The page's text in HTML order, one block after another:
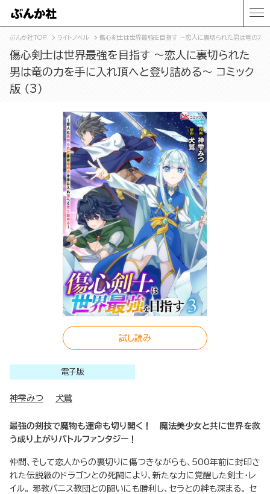
ぶんか社TOP ライトノベル 傷心剣士は世界最強を目指す ～恋人に裏切られた男は竜の力を
傷心剣士は世界最強を目指す ～恋人に裏切られた
男は竜の力を手に入れ頂へと登り詰める～ コミック
版 （3）
試し読み
電子版
神雫みつ 犬鷲
最強の剣技で魔物も運命も切り開く！ 魔法美少女と共に世界を救
う成り上がりバトルファンタジー！
仲間、そして恋人からの裏切りに傷つきながらも、500年前に封印さ
れた伝説級のドラゴンとの死闘により、新たな力に覚醒した剣士・レ
イル。 邪教バニス教団との闘いにも勝利し、セラとの絆も深まる。 セ